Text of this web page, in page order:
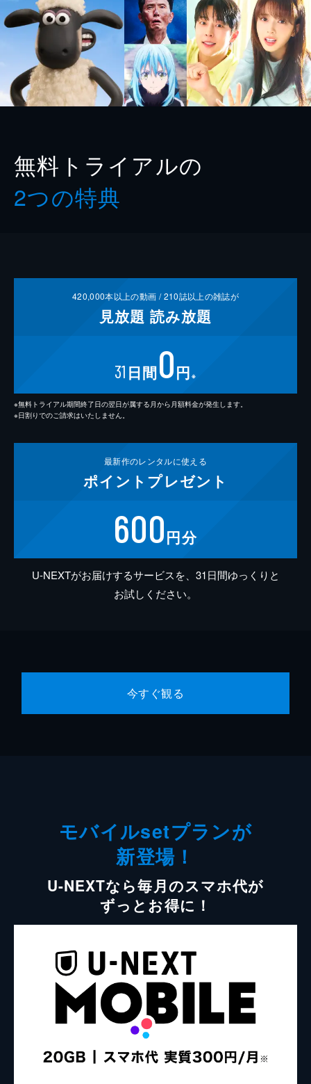
無料トライアルの
2つの特典
420,000本以上の動画 /210誌以上の雑誌が
見放題 読み放題
31 日間0円 ※
※無料トライアル期間終了日の翌日が属する月から月額料金が発生します。
※日割りでのご請求はいたしません。
最新作のレンタルに使える
ポイント プレゼント
600円分
U-NEXTがお届けするサービスを、31日間ゆっくりと
お試しください。
今すぐ観る
モバイルsetプランが
新登場！
U-NEXTなら毎月のスマホ代が
ずっとお得に！